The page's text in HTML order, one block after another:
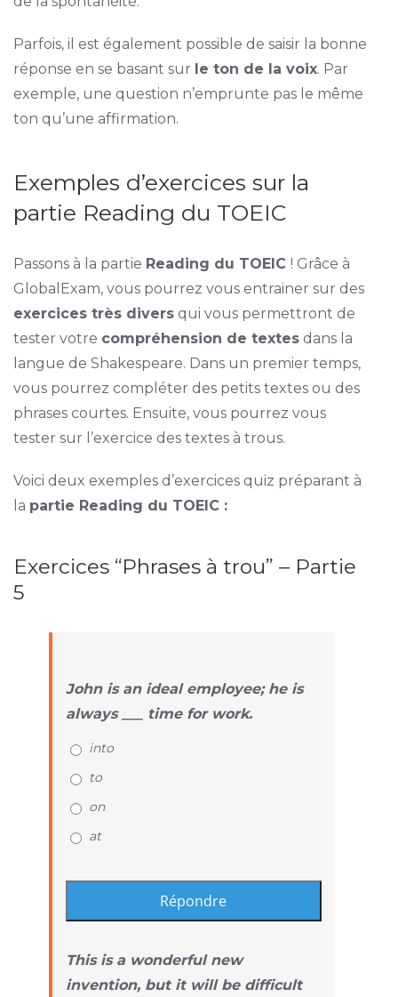
Parfois, il est également possible de saisir la bonne
réponse en se basant sur le ton de la voix. Par
exemple, une question n’emprunte pas le même
ton qu’une affirmation.
Exemples d’exercices sur la
partie Reading du TOEIC
Passons à la partie Reading du TOEIC ! Grâce à
GlobalExam, vous pourrez vous entrainer sur des
exercices très diversqui vous permettront de
tester votre compréhension de textesdans la
langue de Shakespeare. Dans un premier temps,
vous pourrez compléter des petits textes ou des
phrases courtes. Ensuite, vous pourrez vous
tester sur l’exercice des textes à trous.
Voici deux exemples d’exercices quiz préparant à
la partie Reading du TOEIC :
Exercices “Phrases à trou” – Partie
5
John is an ideal employee; he is
always ___ time for work.
into
to
on
at
This is a wonderful new
invention, but it will be difficult